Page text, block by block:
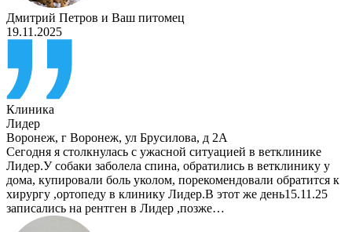
Дмитрий Петров и Ваш питомец
19.11.2025
Клиника
Лидер
Воронеж, г Воронеж, ул Брусилова, д 2А
Сегодня я столкнулась с ужасной ситуацией в ветклинике
Лидер.У собаки заболела спина, обратились в ветклинику у
дома, купировали боль уколом, порекомендовали обратится к
хирургу ,ортопеду в клинику Лидер.В этот же день15.11.25
записались на рентген в Лидер ,позже…